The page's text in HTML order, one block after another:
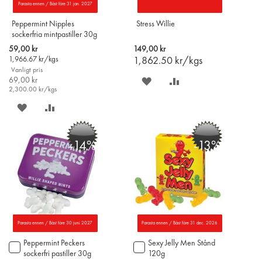
Parasta ennen / Bäst före 31 jan. 2027
Peppermint Nipples
sockerfria mintpastiller 30g
Special
Price
59,00 kr
1,966.67 kr/kgs
Vanligt pris
69,00 kr
2,300.00 kr/kgs
SPARA
ÖNSKELISTAN
JÄMFÖR
Stress Willie
149,00 kr
1,862.50 kr/kgs
SPARA
ÖNSKELISTAN
JÄMFÖR
-14%
Parasta ennen / Bäst före 30 juni 2027
Peppermint Peckers
sockerfri pastiller 30g
Lägg
till
-13%
Parasta ennen / Bäst före 31 dec. 2026
Sexy Jelly Men Stånd
120g
Lägg
till